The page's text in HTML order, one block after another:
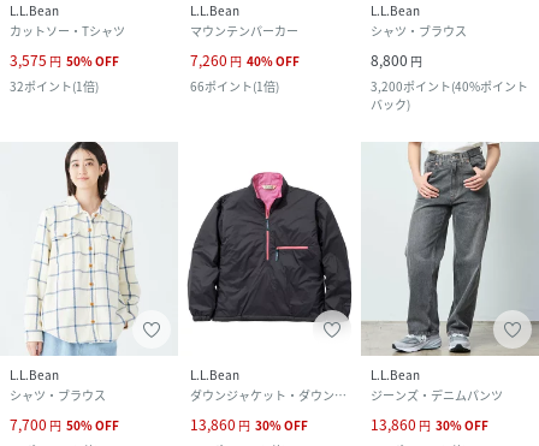
L.L.Bean
カットソー・Tシャツ
3,575 円 50%OFF
32ポイント(1倍)
L.L.Bean
マウンテンパーカー
7,260 円 40%OFF
66ポイント(1倍)
L.L.Bean
シャツ・ブラウス
8,800 円
3,200ポイント(40%ポイント
バック)
L.L.Bean
シャツ・ブラウス
7,700 円 50%OFF
L.L.Bean
ダウンジャケット・ダウンベスト
13,860 円 30%OFF
L.L.Bean
ジーンズ・デニムパンツ
13,860 円 30%OFF